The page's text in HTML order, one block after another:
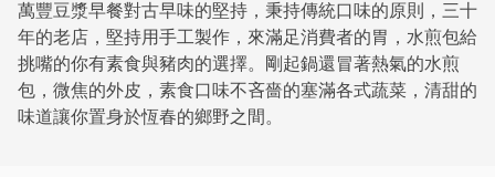
萬豐豆漿早餐對古早味的堅持，秉持傳統口味的原則，三十
年的老店，堅持用手工製作，來滿足消費者的胃，水煎包給
挑嘴的你有素食與豬肉的選擇。剛起鍋還冒著熱氣的水煎
包，微焦的外皮，素食口味不吝嗇的塞滿各式蔬菜，清甜的
味道讓你置身於恆春的鄉野之間。